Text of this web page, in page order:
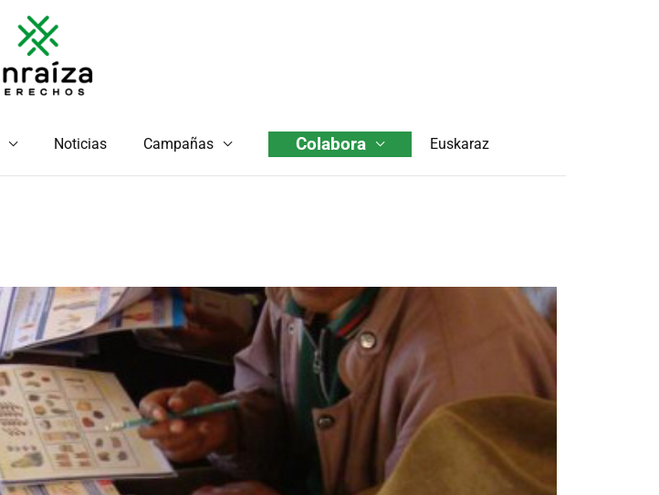
Noticias Campañas Colabora Euskaraz